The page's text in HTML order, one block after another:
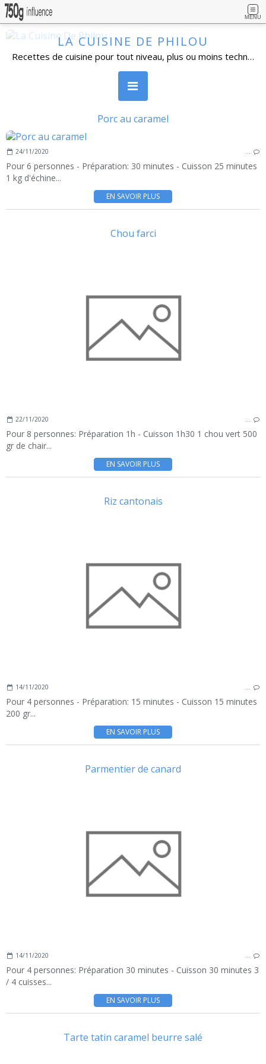
MENU
LA CUISINE DE PHILOU
Recettes de cuisine pour tout niveau, plus ou moins technique, avec beaucoup de détails. Cuisine familiale, simples dans l'ensemble et réalisables par un grand nombre de personnes. Vous pouvez vous inscrire à la newsletter, poser vos questions et laisser un commentaire.
Porc au caramel
24/11/2020 …
Pour 6 personnes - Préparation: 30 minutes - Cuisson 25 minutes
1 kg d'échine...
EN SAVOIR PLUS
Chou farci
22/11/2020 …
Pour 8 personnes: Préparation 1h - Cuisson 1h30 1 chou vert 500
gr de chair...
EN SAVOIR PLUS
Riz cantonais
14/11/2020 …
Pour 4 personnes - Préparation: 15 minutes - Cuisson 15 minutes
200 gr...
EN SAVOIR PLUS
Parmentier de canard
14/11/2020
Pour 4 personnes: Préparation 30 minutes - Cuisson 30 minutes 3
/ 4 cuisses...
EN SAVOIR PLUS
Tarte tatin caramel beurre salé